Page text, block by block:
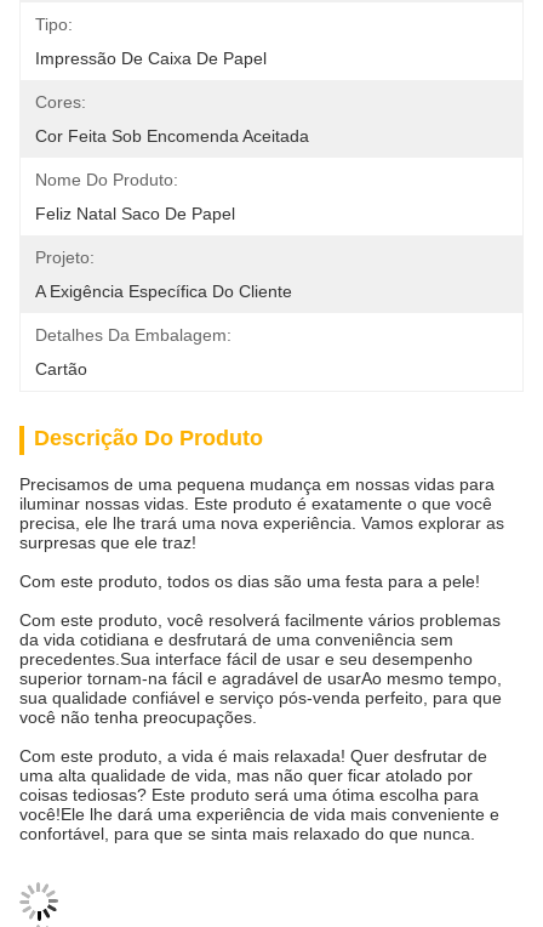
Tipo:
Impressão De Caixa De Papel
Cores:
Cor Feita Sob Encomenda Aceitada
Nome Do Produto:
Feliz Natal Saco De Papel
Projeto:
A Exigência Específica Do Cliente
Detalhes Da Embalagem:
Cartão
Descrição Do Produto
Precisamos de uma pequena mudança em nossas vidas para
iluminar nossas vidas. Este produto é exatamente o que você
precisa, ele lhe trará uma nova experiência. Vamos explorar as
surpresas que ele traz!
Com este produto, todos os dias são uma festa para a pele!
Com este produto, você resolverá facilmente vários problemas
da vida cotidiana e desfrutará de uma conveniência sem
precedentes.Sua interface fácil de usar e seu desempenho
superior tornam-na fácil e agradável de usarAo mesmo tempo,
sua qualidade confiável e serviço pós-venda perfeito, para que
você não tenha preocupações.
Com este produto, a vida é mais relaxada! Quer desfrutar de
uma alta qualidade de vida, mas não quer ficar atolado por
coisas tediosas? Este produto será uma ótima escolha para
você!Ele lhe dará uma experiência de vida mais conveniente e
confortável, para que se sinta mais relaxado do que nunca.